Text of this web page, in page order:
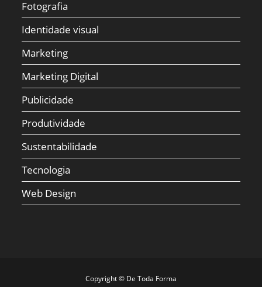
Fotografia
Identidade visual
Marketing
Marketing Digital
Publicidade
Produtividade
Sustentabilidade
Tecnologia
Web Design
Copyright © De Toda Forma